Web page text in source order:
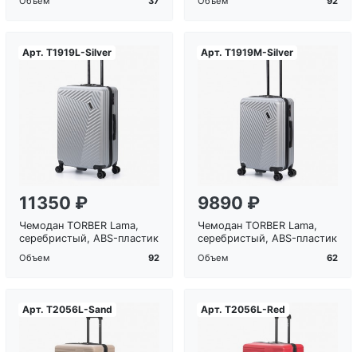
Арт. T1919L-Silver
Загрузка...
11350 ₽
Чемодан TORBER Lama,
серебристый, ABS-пластик
Объем 92
Арт. T1919M-Silver
Загрузка...
9890 ₽
Чемодан TORBER Lama,
серебристый, ABS-пластик
Объем 62
Арт. T2056L-Sand Арт. T2056L-Red